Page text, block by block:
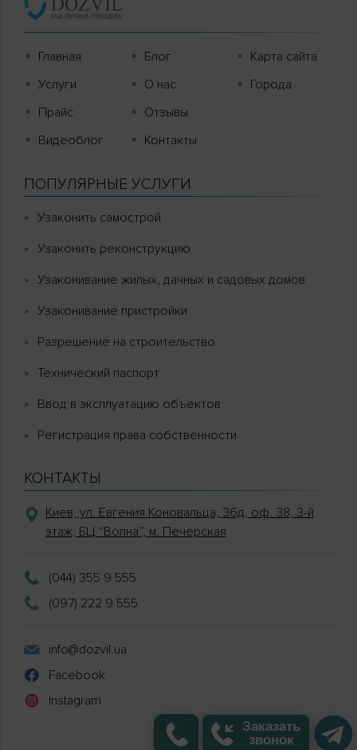
Главная
Услуги
Прайс
Видеоблог
Блог
О нас
Отзывы
Контакты
Карта сайта
Города
ПОПУЛЯРНЫЕ УСЛУГИ
Узаконить самострой
Узаконить реконструкцию
Узаконивание жилых, дачных и садовых домов
Узаконивание пристройки
Разрешение на строительство
Технический паспорт
Ввод в эксплуатацию объектов
Регистрация права собственности
КОНТАКТЫ
Киев, ул. Евгения Коновальца, 36д, оф. 38, 3-й
этаж, БЦ “Волна”, м. Печерская
(044) 355 9 555
(097) 222 9 555
info@dozvil.ua
Facebook
Instagram
Заказать
звонок